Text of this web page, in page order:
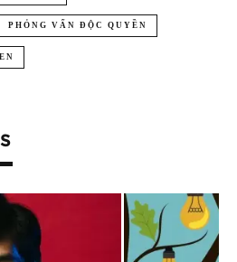
PHỎNG VẤN ĐỘC QUYỀN